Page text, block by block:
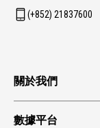
(+852) 21837600
關於我們
數據平台